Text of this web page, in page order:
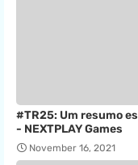
#TR25: Um resumo
- NEXTPLAY Games
November 16, 2021